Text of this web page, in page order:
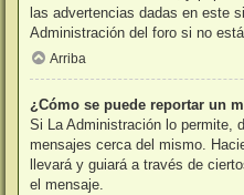
las advertencias dadas en este
Administración del foro si no
Arriba
¿Cómo se puede reportar un
Si La Administración lo permite,
mensajes cerca del mismo.
llevará y guiará a través de
el mensaje.